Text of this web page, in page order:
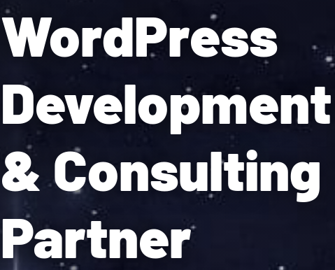
WordPress
Development
& Consulting
Partner